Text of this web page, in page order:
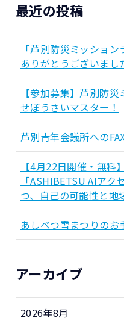
最近の投稿
「芦別防災ミッショ
ありがとうございまし
【参加募集】芦別防
せぼうさいマスター！
芦別青年会議所への
【4月22日開催・無料
「ASHIBETSU AIア
つ、自己の可能性と地
あしべつ雪まつりの
アーカイブ
2026年8月